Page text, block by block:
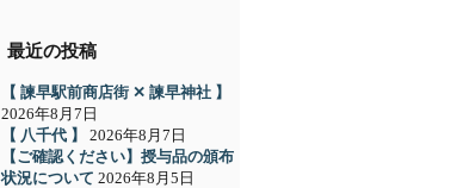
最近の投稿
【 諫早駅前商店街 ✕ 諫早神社 】
2026年8月7日
【 八千代 】
2026年8月7日
【ご確認ください】授与品の頒布
状況について 2026年8月5日